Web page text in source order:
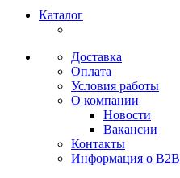
Каталог
Доставка
Оплата
Условия работы
О компании
Новости
Вакансии
Контакты
Информация о B2B